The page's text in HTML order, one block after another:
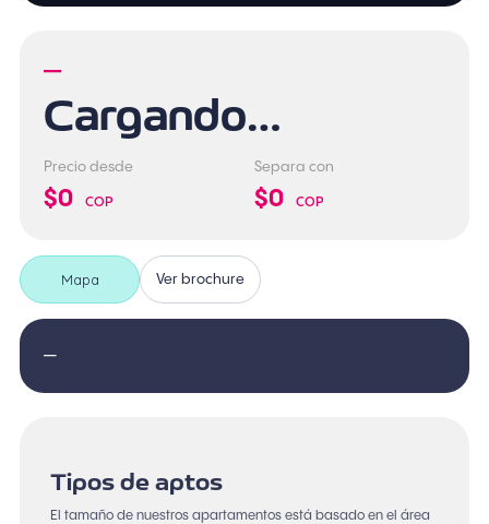
—
Cargando…
Precio desde
$0 COP
Separa con
$0 COP
Mapa Ver brochure
—
Tipos de aptos
El tamaño de nuestros apartamentos está basado en el área